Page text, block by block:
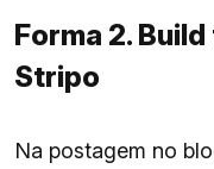
Forma 2.
Stripo
Na postagem no